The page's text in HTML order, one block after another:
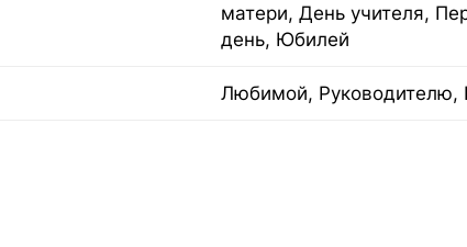
матери, День учителя,
день, Юбилей
Любимой,